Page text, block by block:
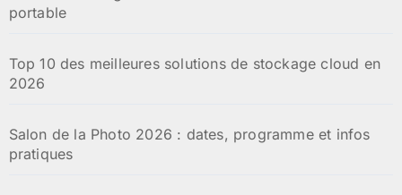
portable
Top 10 des meilleures solutions de stockage cloud en
2026
Salon de la Photo 2026 : dates, programme et infos
pratiques